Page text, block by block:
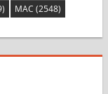
MAC (2548)